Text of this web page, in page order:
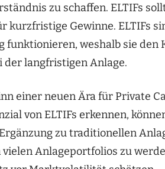
zu schaffen. ELTIFs
Gewinne. ELTIFs
weshalb sie den
der langfristigen Anlage.
einer neuen Ära für Private
von ELTIFs erkennen,
zu traditionellen
Anlageportfolios zu